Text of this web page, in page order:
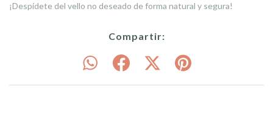
¡Despídete del vello no deseado de forma natural y segura!
Compartir: